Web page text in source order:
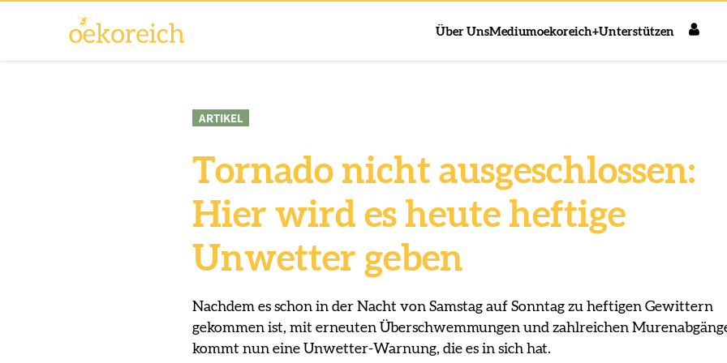
Über UnsMediumoekoreich+Unterstützen
ARTIKEL
Tornado nicht ausgeschlossen:
Hier wird es heute heftige
Unwetter geben
Nachdem es schon in der Nacht von Samstag auf Sonntag zu heftigen Gewittern
gekommen ist, mit erneuten Überschwemmungen und zahlreichen
kommt nun eine Unwetter-Warnung, die es in sich hat.